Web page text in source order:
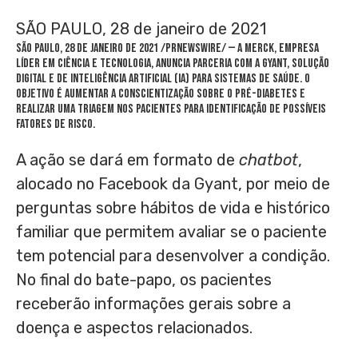
SÃO PAULO, 28 de janeiro de 2021
SÃO PAULO, 28 de janeiro de 2021 /PRNewswire/ — A Merck, empresa
líder em ciência e tecnologia, anuncia parceria com a Gyant, solução
digital e de Inteligência Artificial (IA) para sistemas de saúde. O
objetivo é aumentar a conscientização sobre o pré-diabetes e
realizar uma triagem nos pacientes para identificação de possíveis
fatores de risco.
A ação se dará em formato de chatbot,
alocado no Facebook da Gyant, por meio de
perguntas sobre hábitos de vida e histórico
familiar que permitem avaliar se o paciente
tem potencial para desenvolver a condição.
No final do bate-papo, os pacientes
receberão informações gerais sobre a
doença e aspectos relacionados.